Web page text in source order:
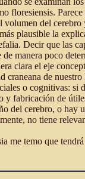
floresiensis.
volumen del cerebro
plausible la
Decir que las
de manera poco
clara el eje
craneana de
o cognitivas: si
y fabricación de
del cerebro, o hay
no tiene
me temo que